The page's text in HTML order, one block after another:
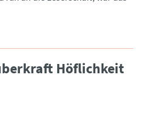
Höflichkeit